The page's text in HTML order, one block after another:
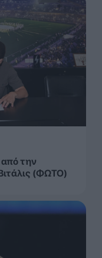
από την
(ΦΩΤΟ)